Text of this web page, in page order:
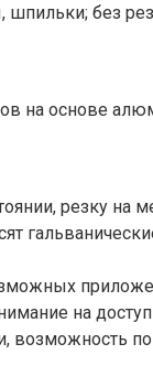
без
на основе
резку на
на
возможность